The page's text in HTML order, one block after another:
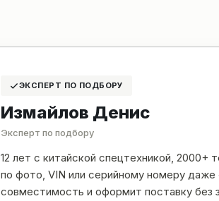
ЭКСПЕРТ ПО ПОДБОРУ
Измайлов Денис
Эксперт по подбору
12 лет с китайской спецтехникой,
по фото, VIN или серийному номеру
совместимость и оформит поставку без